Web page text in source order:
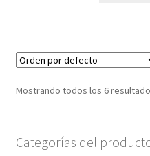
Mostrando todos los 6
Categorías del